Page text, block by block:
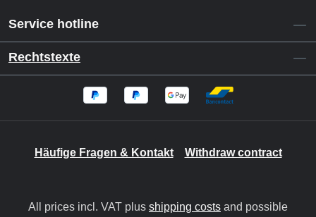
Service hotline
Rechtstexte
Häufige Fragen & Kontakt Withdraw contract
All prices incl. VAT plus shipping costs and possible